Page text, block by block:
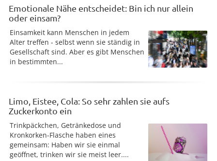
Emotionale Nähe entscheidet: Bin ich nur allein
oder einsam?
Einsamkeit kann Menschen in jedem
Alter treffen - selbst wenn sie ständig in
Gesellschaft sind. Aber es gibt Menschen
in bestimmten...
Limo, Eistee, Cola: So sehr zahlen sie aufs
Zuckerkonto ein
Trinkpäckchen, Getränkedose und
Kronkorken-Flasche haben eines
gemeinsam: Haben wir sie einmal
geöffnet, trinken wir sie meist leer....